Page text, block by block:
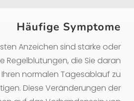
Häufige Symptome
Anzeichen sind starke oder
Regelblutungen, die Sie daran
Ihren normalen Tagesablauf zu
Diese Veränderungen der